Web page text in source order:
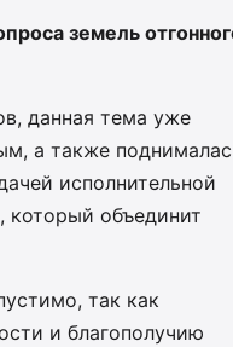
земель
данная тема уже
а также
исполнительной
который объединит
так как
и благополучию